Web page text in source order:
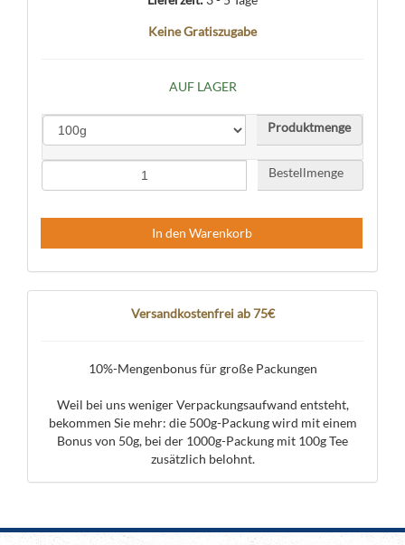
Keine Gratiszugabe
AUF LAGER
Produktmenge
Bestellmenge
In den Warenkorb
Versandkostenfrei ab 75€
10%-Mengenbonus für große Packungen
Weil bei uns weniger Verpackungsaufwand entsteht,
bekommen Sie mehr: die 500g-Packung wird mit einem
Bonus von 50g, bei der 1000g-Packung mit 100g Tee
zusätzlich belohnt.